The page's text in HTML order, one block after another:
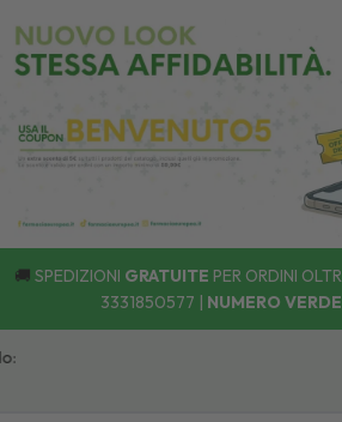
🚚 SPEDIZIONI GRATUITE PER ORDINI
3331850577 | NUMERO VERDE